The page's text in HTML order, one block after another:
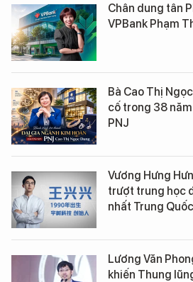
Chân dung tân
VPBank Phạm
Bà Cao Thị
cố trong 38
PNJ
Vương Hưng
trượt trung học
nhất Trung Quốc
Lương Văn
khiến Thung